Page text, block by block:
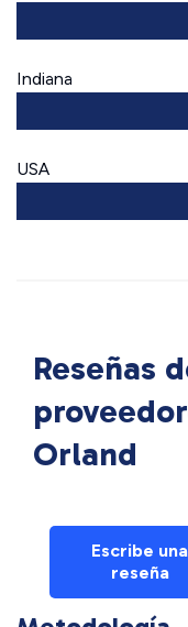
Indiana
USA
Reseñas
Orland
Escribe una
reseña